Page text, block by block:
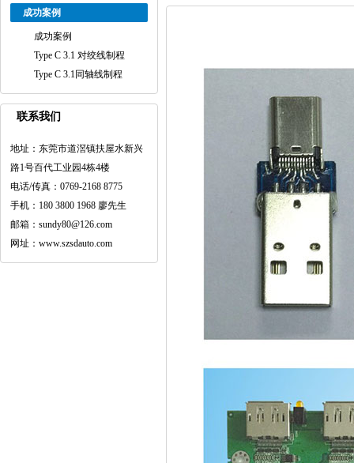
成功案例
成功案例
Type C 3.1 对绞线制程
Type C 3.1同轴线制程
联系我们
地址：东莞市道滘镇扶屋水新兴
路1号百代工业园4栋4楼
电话/传真：0769-2168 8775
手机：180 3800 1968 廖先生
邮箱：sundy80@126.com
网址：www.szsdauto.com